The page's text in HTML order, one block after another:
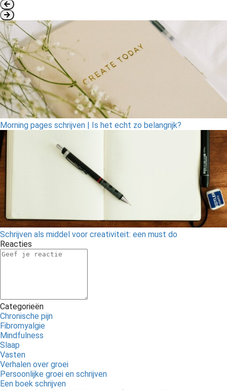
Morning pages schrijven | Is het echt zo belangrijk?
Schrijven als middel voor creativiteit: een must do
Reacties
Categorieën
Chronische pijn
Fibromyalgie
Mindfulness
Slaap
Vasten
Verhalen over groei
Persoonlijke groei en schrijven
Een boek schrijven